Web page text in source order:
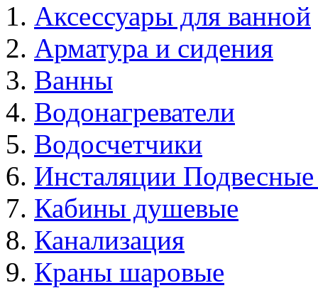
Аксессуары для ванной
Арматура и сидения
Ванны
Водонагреватели
Водосчетчики
Инсталяции
Кабины душевые
Канализация
Краны шаровые